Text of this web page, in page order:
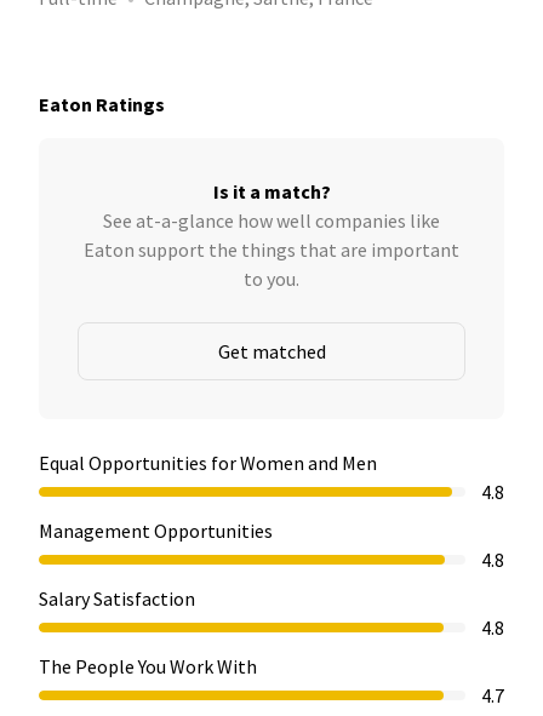
Eaton Ratings
Is it a match?
See at-a-glance how well companies like
Eaton support the things that are important
to you.
Get matched
Equal Opportunities for Women and Men
4.8
Management Opportunities
4.8
Salary Satisfaction
4.8
The People You Work With
4.7